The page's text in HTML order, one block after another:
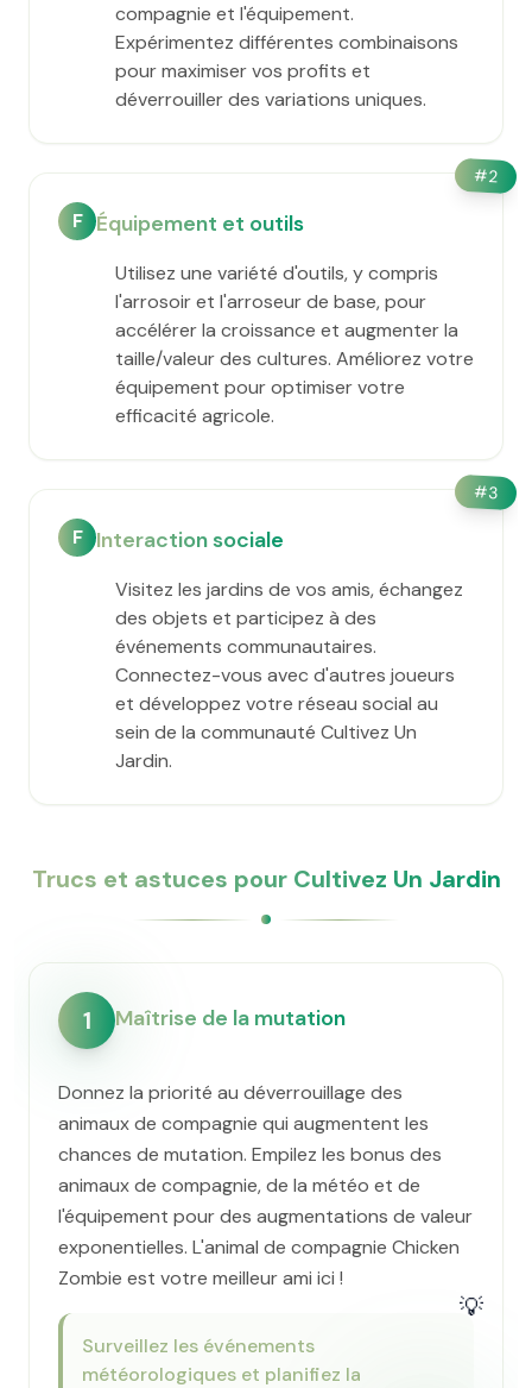
compagnie et l'équipement.
Expérimentez différentes combinaisons
pour maximiser vos profits et
déverrouiller des variations uniques.
#2
F Équipement et outils
Utilisez une variété d'outils, y compris
l'arrosoir et l'arroseur de base, pour
accélérer la croissance et augmenter la
taille/valeur des cultures. Améliorez votre
équipement pour optimiser votre
efficacité agricole.
#3
F Interaction sociale
Visitez les jardins de vos amis, échangez
des objets et participez à des
événements communautaires.
Connectez-vous avec d'autres joueurs
et développez votre réseau social au
sein de la communauté Cultivez Un
Jardin.
Trucs et astuces pour Cultivez Un Jardin
1 Maîtrise de la mutation
Donnez la priorité au déverrouillage des
animaux de compagnie qui augmentent les
chances de mutation. Empilez les bonus des
animaux de compagnie, de la météo et de
l'équipement pour des augmentations de valeur
exponentielles. L'animal de compagnie Chicken
Zombie est votre meilleur ami ici !
💡
Surveillez les événements
météorologiques et planifiez la